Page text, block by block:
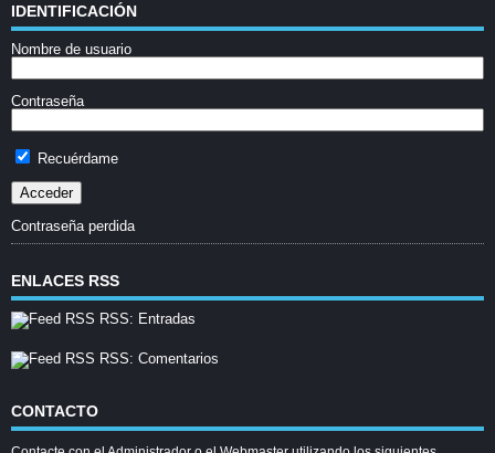
IDENTIFICACIÓN
Nombre de usuario
Contraseña
Recuérdame
Contraseña perdida
ENLACES RSS
RSS: Entradas
RSS: Comentarios
CONTACTO